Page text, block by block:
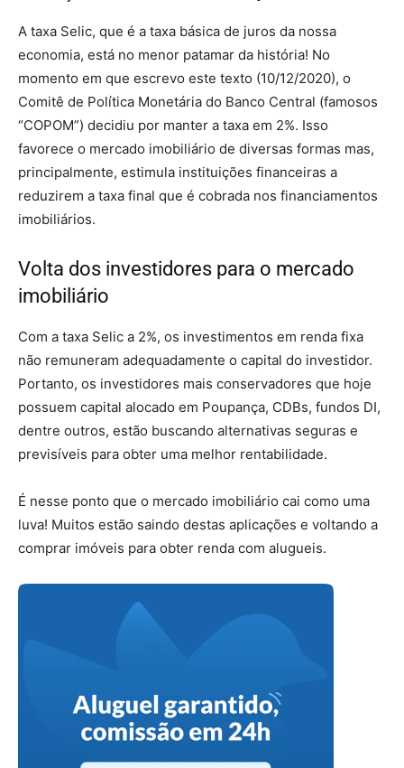
A taxa Selic, que é a taxa básica de juros da nossa
economia, está no menor patamar da história! No
momento em que escrevo este texto (10/12/2020), o
Comitê de Política Monetária do Banco Central (famosos
“COPOM”) decidiu por manter a taxa em 2%. Isso
favorece o mercado imobiliário de diversas formas mas,
principalmente, estimula instituições financeiras a
reduzirem a taxa final que é cobrada nos financiamentos
imobiliários.
Volta dos investidores para o mercado
imobiliário
Com a taxa Selic a 2%, os investimentos em renda fixa
não remuneram adequadamente o capital do investidor.
Portanto, os investidores mais conservadores que hoje
possuem capital alocado em Poupança, CDBs, fundos DI,
dentre outros, estão buscando alternativas seguras e
previsíveis para obter uma melhor rentabilidade.
É nesse ponto que o mercado imobiliário cai como uma
luva! Muitos estão saindo destas aplicações e voltando a
comprar imóveis para obter renda com alugueis.